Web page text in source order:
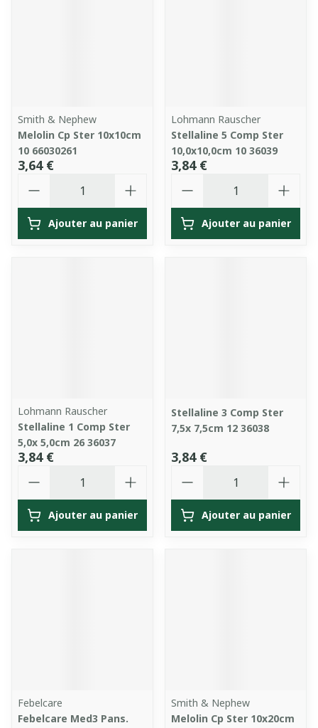
Smith & Nephew
Melolin Cp Ster 10x10cm
10 66030261
3,64 €
Ajouter au panier
Lohmann Rauscher
Stellaline 5 Comp Ster
10,0x10,0cm 10 36039
3,84 €
Ajouter au panier
Lohmann Rauscher
Stellaline 1 Comp Ster
5,0x 5,0cm 26 36037
3,84 €
Ajouter au panier
Stellaline 3 Comp Ster
7,5x 7,5cm 12 36038
3,84 €
Ajouter au panier
Febelcare
Febelcare Med3 Pans.
Smith & Nephew
Melolin Cp Ster 10x20cm